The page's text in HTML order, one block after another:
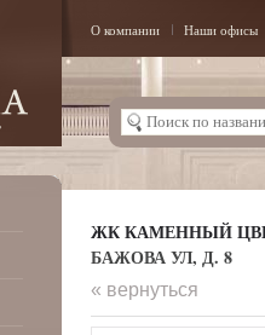
О компании Наши офисы
ЖК КАМЕННЫЙ
БАЖОВА УЛ, Д. 8
« вернуться